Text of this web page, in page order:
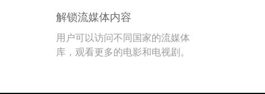
解锁流媒体内容
用户可以访问不同国家的流媒体
库，观看更多的电影和电视剧。